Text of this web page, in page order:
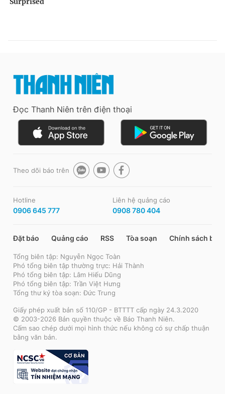
Đọc Thanh Niên trên điện thoại
Theo dõi báo trên
Hotline
0906 645 777
Liên hệ quảng cáo
0908 780 404
Đặt báo Quảng cáo RSS Tòa soạn Chính sách bảo
Tổng biên tập: Nguyễn Ngọc Toàn
Phó tổng biên tập thường trực: Hải Thành
Phó tổng biên tập: Lâm Hiếu Dũng
Phó tổng biên tập: Trần Việt Hưng
Tổng thư ký tòa soạn: Đức Trung
Giấy phép xuất bản số 110/GP - BTTTT cấp ngày 24.3.2020
© 2003-2026 Bản quyền thuộc về Báo Thanh Niên.
Cấm sao chép dưới mọi hình thức nếu không có sự chấp thuận
bằng văn bản.